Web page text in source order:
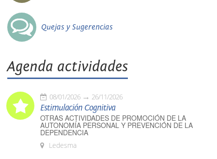
Quejas y Sugerencias
Agenda actividades
08/01/2026 26/11/2026
Estimulación Cognitiva
OTRAS ACTIVIDADES DE PROMOCIÓN DE LA
AUTONOMÍA PERSONAL Y PREVENCIÓN DE LA
DEPENDENCIA
Ledesma